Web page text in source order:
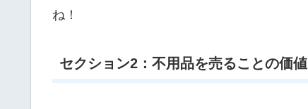
ね！
セクション2：不用品を売ることの価値